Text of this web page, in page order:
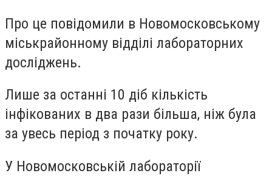
Про це повідомили в Новомосковському
міськрайонному відділі лабораторних
досліджень.
Лише за останні 10 діб кількість
інфікованих в два рази більша, ніж була
за увесь період з початку року.
У Новомосковській лабораторії